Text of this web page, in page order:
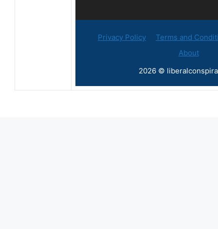
Privacy Policy
Terms and
About
2026 ©